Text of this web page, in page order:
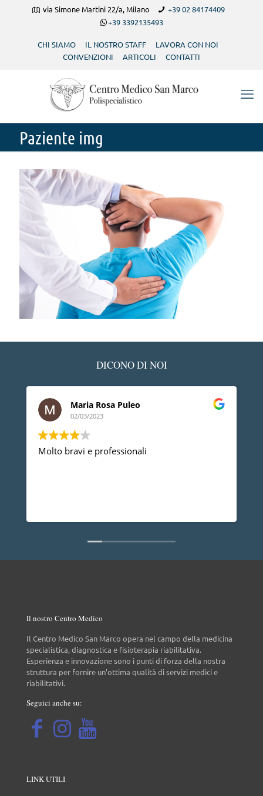
via Simone Martini 22/a, Milano
+39 02 84174409
+39 3392135493
CHI SIAMO IL NOSTRO STAFF
LAVORA CON NOI
CONVENZIONI
ARTICOLI CONTATTI
Paziente img
DICONO DI NOI
Maria Rosa Puleo
02/03/2023
Molto bravi e professionali
Il nostro Centro Medico
Il Centro Medico San Marco opera nel campo della medicina
specialistica, diagnostica e fisioterapia riabilitativa.
Esperienza e innovazione sono i punti di forza della nostra
struttura per fornire un’ottima qualità di servizi medici e
riabilitativi.
Seguici anche su:
LINK UTILI